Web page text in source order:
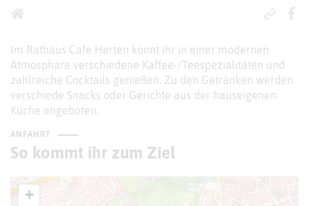
Im Rathaus Cafe Herten könnt ihr in einer modernen
Atmosphäre verschiedene Kaffee-/Teespezialitäten und
zahlreiche Cocktails genießen. Zu den Getränken werden
verschiede Snacks oder Gerichte aus der hauseigenen
Küche angeboten.
ANFAHRT
So kommt ihr zum Ziel
+